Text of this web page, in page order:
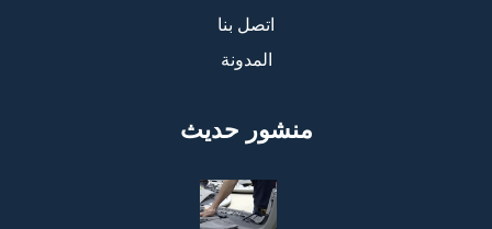
اتصل بنا
المدونة
منشور حديث